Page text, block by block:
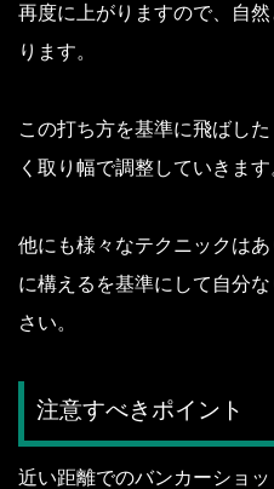
再度に上がりますので、自
ります。
この打ち方を基準に飛ばし
く取り幅で調整していきます
他にも様々なテクニックは
に構えるを基準にして自分
さい。
注意すべきポイント
近い距離でのバンカーショ